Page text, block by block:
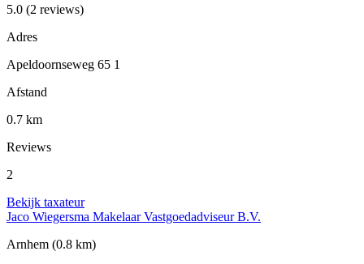
5.0 (2 reviews)
Adres
Apeldoornseweg 65 1
Afstand
0.7 km
Reviews
2
Bekijk taxateur
Jaco Wiegersma Makelaar Vastgoedadviseur B.V.
Arnhem (0.8 km)